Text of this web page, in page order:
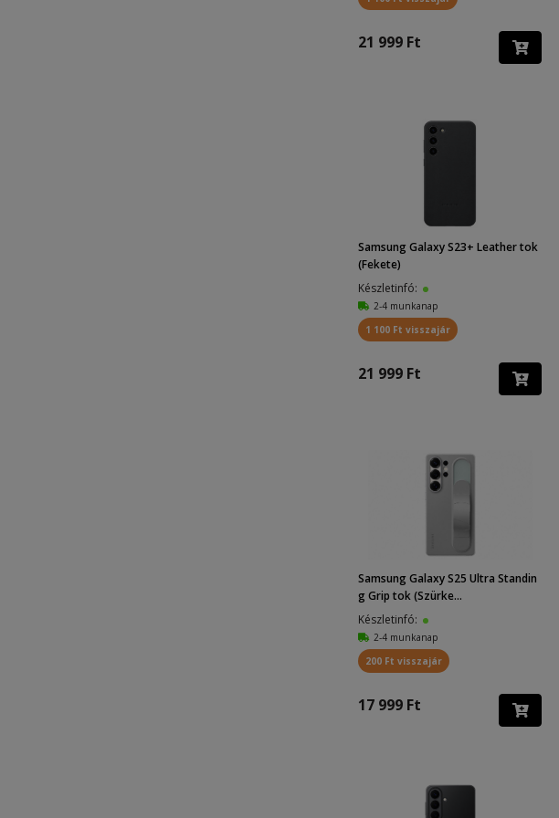
21 999 Ft
Samsung Galaxy S23+ Leather tok
(Fekete)
Készletinfó:
2-4 munkanap
1 100 Ft visszajár
21 999 Ft
Samsung Galaxy S25 Ultra Standin
g Grip tok (Szürke...
Készletinfó:
2-4 munkanap
200 Ft visszajár
17 999 Ft